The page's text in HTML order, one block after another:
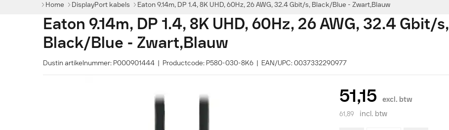
Home DisplayPort kabels Eaton 9.14m, DP 1.4, 8K UHD, 60Hz, 26 AWG, 32.4 Gbit/s, Black/Blue - Zwart,Blauw
Eaton 9.14m, DP 1.4, 8K UHD, 60Hz, 26 AWG, 32.4 Gbit/s,
Black/Blue - Zwart,Blauw
Dustin artikelnummer: P000901444 | Productcode: P580-030-8K6 | EAN/UPC: 0037332290977
51,15 excl. btw
61,89 incl. btw